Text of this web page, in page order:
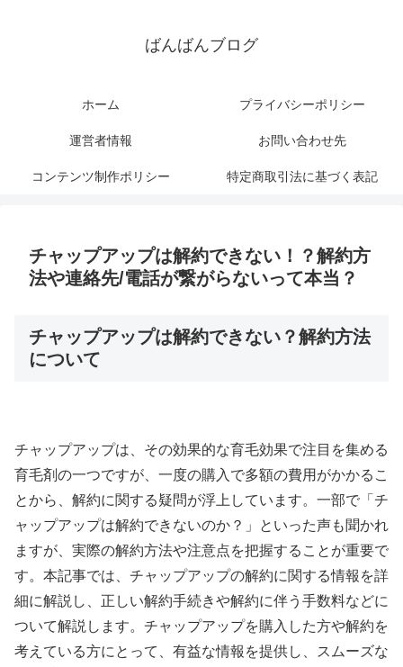
ばんばんブログ
ホーム プライバシーポリシー
運営者情報 お問い合わせ先
コンテンツ制作ポリシー 特定商取引法に基づく表記
チャップアップは解約できない！？解約方
法や連絡先/電話が繋がらないって本当？
チャップアップは解約できない？解約方法
について
チャップアップは、その効果的な育毛効果で注目を集める
育毛剤の一つですが、一度の購入で多額の費用がかかるこ
とから、解約に関する疑問が浮上しています。一部で「チ
ャップアップは解約できないのか？」といった声も聞かれ
ますが、実際の解約方法や注意点を把握することが重要で
す。本記事では、チャップアップの解約に関する情報を詳
細に解説し、正しい解約手続きや解約に伴う手数料などに
ついて解説します。チャップアップを購入した方や解約を
考えている方にとって、有益な情報を提供し、スムーズな